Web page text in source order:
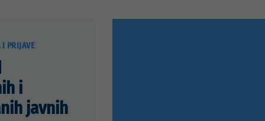
I PRIJAVE
i
javnih